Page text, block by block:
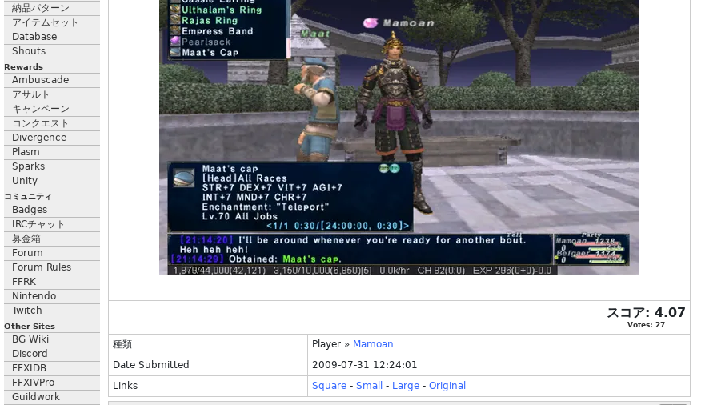
納品パターン
アイテムセット
Database
Shouts
Rewards
Ambuscade
アサルト
キャンペーン
コンクエスト
Divergence
Plasm
Sparks
Unity
コミュニティ
Badges
IRCチャット
募金箱
Forum
Forum Rules
FFRK
Nintendo
Twitch
Other Sites
BG Wiki
Discord
FFXIDB
FFXIVPro
Guildwork
スコア: 4.07
Votes: 27
種類 Player » Mamoan
Date Submitted
2009-07-31 12:24:01
Links
Square - Small - Large - Original